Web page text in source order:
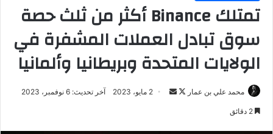
تمتلك Binance أكثر من ثلث حصة
سوق تبادل العملات المشفرة في
الولايات المتحدة وبريطانيا وألمانيا
محمد علي بن عمار
تابعأرسل 2 مايو، 2023 آخر تحديث: 6 نوفمبر، 2023